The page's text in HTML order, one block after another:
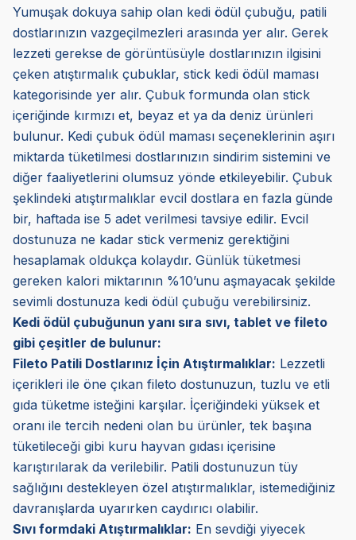
Yumuşak dokuya sahip olan kedi ödül çubuğu, patili
dostlarınızın vazgeçilmezleri arasında yer alır. Gerek
lezzeti gerekse de görüntüsüyle dostlarınızın ilgisini
çeken atıştırmalık çubuklar, stick kedi ödül maması
kategorisinde yer alır. Çubuk formunda olan stick
içeriğinde kırmızı et, beyaz et ya da deniz ürünleri
bulunur. Kedi çubuk ödül maması seçeneklerinin aşırı
miktarda tüketilmesi dostlarınızın sindirim sistemini ve
diğer faaliyetlerini olumsuz yönde etkileyebilir. Çubuk
şeklindeki atıştırmalıklar evcil dostlara en fazla günde
bir, haftada ise 5 adet verilmesi tavsiye edilir. Evcil
dostunuza ne kadar stick vermeniz gerektiğini
hesaplamak oldukça kolaydır. Günlük tüketmesi
gereken kalori miktarının %10’unu aşmayacak şekilde
sevimli dostunuza kedi ödül çubuğu verebilirsiniz.
Kedi ödül çubuğunun yanı sıra sıvı, tablet ve fileto
gibi çeşitler de bulunur:
Fileto Patili Dostlarınız İçin Atıştırmalıklar: Lezzetli
içerikleri ile öne çıkan fileto dostunuzun, tuzlu ve etli
gıda tüketme isteğini karşılar. İçeriğindeki yüksek et
oranı ile tercih nedeni olan bu ürünler, tek başına
tüketileceği gibi kuru hayvan gıdası içerisine
karıştırılarak da verilebilir. Patili dostunuzun tüy
sağlığını destekleyen özel atıştırmalıklar, istemediğiniz
davranışlarda uyarırken caydırıcı olabilir.
Sıvı formdaki Atıştırmalıklar: En sevdiği yiyecek